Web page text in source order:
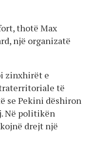
thotë Max
një organizatë
zinxhirët e
të
se Pekini dëshiron
Në politikën
drejt një